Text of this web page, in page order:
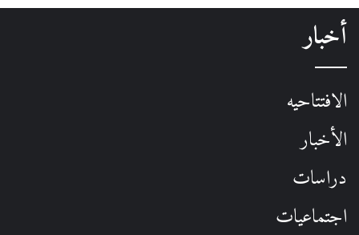
أخبار
الافتتاحيه
الأخبار
دراسات
اجتماعيات